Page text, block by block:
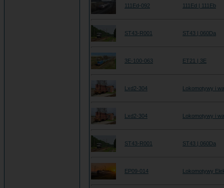
111Ed-092 111Ed | 111Eb
ST43-R001 ST43 | 060Da
3E-100-063 ET21 | 3E
Lxd2-304 Lokomotywy i
Lxd2-304 Lokomotywy i
ST43-R001 ST43 | 060Da
EP09-014 Lokomotywy